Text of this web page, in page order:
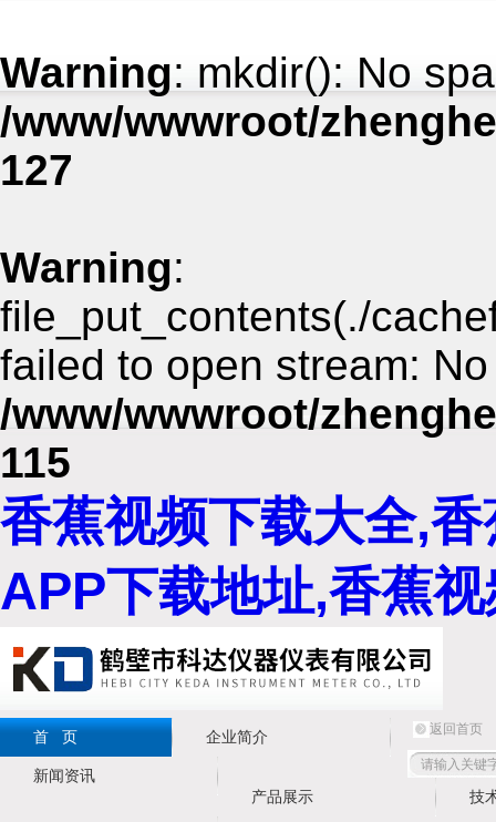
Warning: mkdir(): No
/www/wwwroot/
127
Warning:
file_put_contents(./
failed to open stream:
/www/wwwroot/
115
香蕉视频下载大全,
APP下载地址,香蕉
返回首页
首 页 企业简介
新闻资讯
产品展示
技